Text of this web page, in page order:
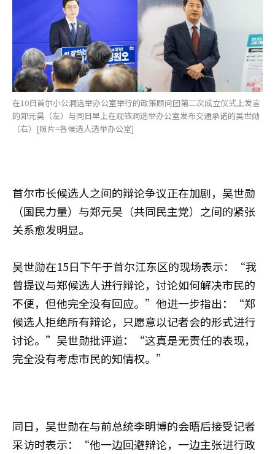
在10日首尔小公洞选举办公室举行的政策顾问团第二次成立仪式上发言
的郑元昊（左）与同日早上在观铁洞选举办公室发布交通承诺的吴世勋
（右）[照片=各候选人选举办公室]
首尔市长候选人之间的辩论争议正在加剧，吴世勋
（国民力量）与郑元昊（共同民主党）之间的紧张
关系愈发明显。
吴世勋在15日下午于首尔江东区的现场表示：“我
曾提议与郑候选人进行辩论，讨论如何解决市民的
不便，但他完全没有回应。”他进一步指出：“郑
候选人拒绝所有辩论，只愿意以记者会的形式进行
讨论。”吴世勋批评道：“这真是无责任的表现，
完全没有考虑市民的知情权。”
同日，吴世勋在与前总统李明博的会晤后接受记者
采访时表示：“他一边回避辩论，一边主张进行政